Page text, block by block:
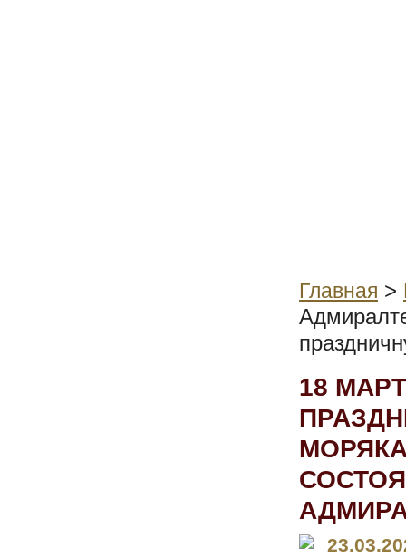
Главная >
18